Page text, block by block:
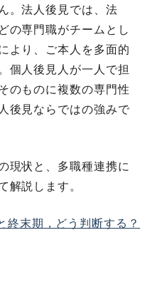
。法人後見では、法
の専門職がチームとし
より、ご本人を多面的
個人後見人が一人で担
のものに複数の専門性
後見ならではの強みで
現状と、多職種連携に
解説します。
終末期，どう判断する？